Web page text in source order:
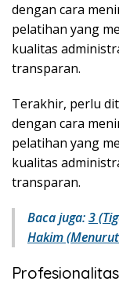
dengan cara
pelatihan yang
kualitas
transparan.
Terakhir, perlu
dengan cara
pelatihan yang
kualitas
transparan.
Baca juga:3
Hakim